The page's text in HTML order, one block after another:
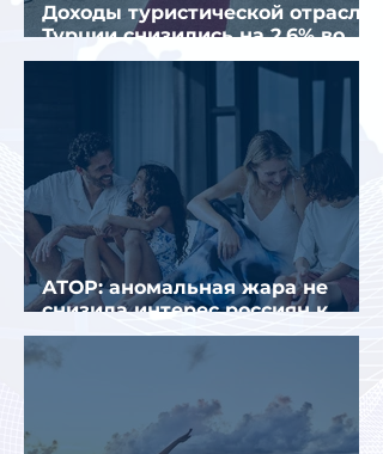
Доходы туристической отрасли
Турции снизились на 2,6% во
втором квартале 2026 года
АТОР: аномальная жара не
снизила интерес россиян к
летнему отдыху в Европе